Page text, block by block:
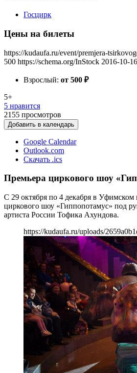
Госцирк
Цены на билеты
https://kudaufa.ru/event/premjera-
500 https://schema.org/InStock 2016-10-
Взрослый: от 500 ₽
5+
5 нравится
2155 просмотров
Добавить в календарь
Google Calendar
Outlook.com
Скачать .ics
Премьера циркового шоу
С 29 октября по 4 декабря в Уфимском
циркового шоу «Гиппопотамус» под
артиста России Тофика Ахундова.
https://kudaufa.ru/uploads/